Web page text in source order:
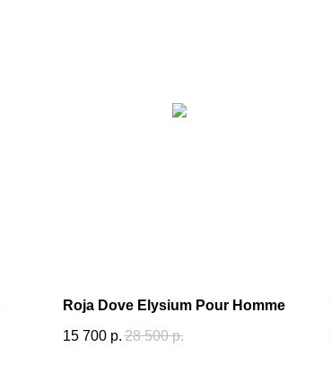
Roja Dove Elysium Pour Homme
15 700 р. 28 500 р.